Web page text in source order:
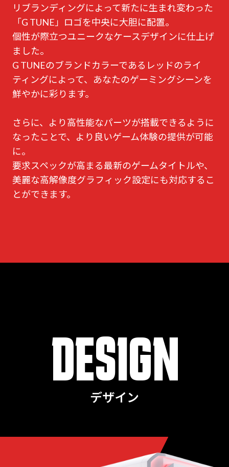
リブランディングによって新たに生まれ変わった
「G TUNE」ロゴを中央に大胆に配置。
個性が際立つユニークなケースデザインに仕上げ
ました。
G TUNEのブランドカラーであるレッドのライ
ティングによって、あなたのゲーミングシーンを
鮮やかに彩ります。
さらに、より高性能なパーツが搭載できるように
なったことで、より良いゲーム体験の提供が可能
に。
要求スペックが高まる最新のゲームタイトルや、
美麗な高解像度グラフィック設定にも対応するこ
とができます。
DESIGN
デザイン